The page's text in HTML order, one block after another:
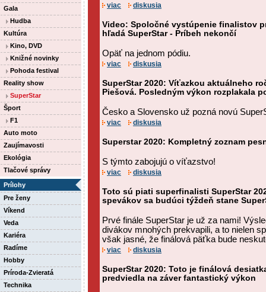
Gala
Hudba
Kultúra
Kino, DVD
Knižné novinky
Pohoda festival
Reality show
SuperStar
Šport
F1
Auto moto
Zaujímavosti
Ekológia
Tlačové správy
Prílohy
Pre ženy
Víkend
Veda
Kariéra
Radíme
Hobby
Príroda-Zvieratá
Technika
viac diskusia
Video: Spoločné vystúpenie finalistov
hľadá SuperStar - Príbeh nekončí
Opäť na jednom pódiu.
viac diskusia
SuperStar 2020: Víťazkou aktuálneho
Piešová. Posledným výkon rozplakala
Česko a Slovensko už pozná novú
viac diskusia
Superstar 2020: Kompletný zoznam
S týmto zabojujú o víťazstvo!
viac diskusia
Toto sú piati superfinalisti SuperStar
spevákov sa budúci týždeň stane
Prvé finále SuperStar je už za nami!
divákov mnohých prekvapili, a to nielen
však jasné, že finálová päťka bude
viac diskusia
SuperStar 2020: Toto je finálová
predviedla na záver fantastický výkon